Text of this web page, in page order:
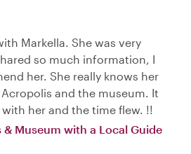
Markella. She was very
so much information, I
her. She really knows her
and the museum. It
her and the time flew. !!
Museum with a Local Guide